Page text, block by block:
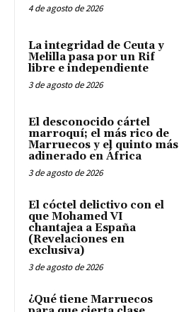
4 de agosto de 2026
La integridad de Ceuta y
Melilla pasa por un Rif
libre e independiente
3 de agosto de 2026
El desconocido cártel
marroquí; el más rico de
Marruecos y el quinto más
adinerado en África
3 de agosto de 2026
El cóctel delictivo con el
que Mohamed VI
chantajea a España
(Revelaciones en
exclusiva)
3 de agosto de 2026
¿Qué tiene Marruecos